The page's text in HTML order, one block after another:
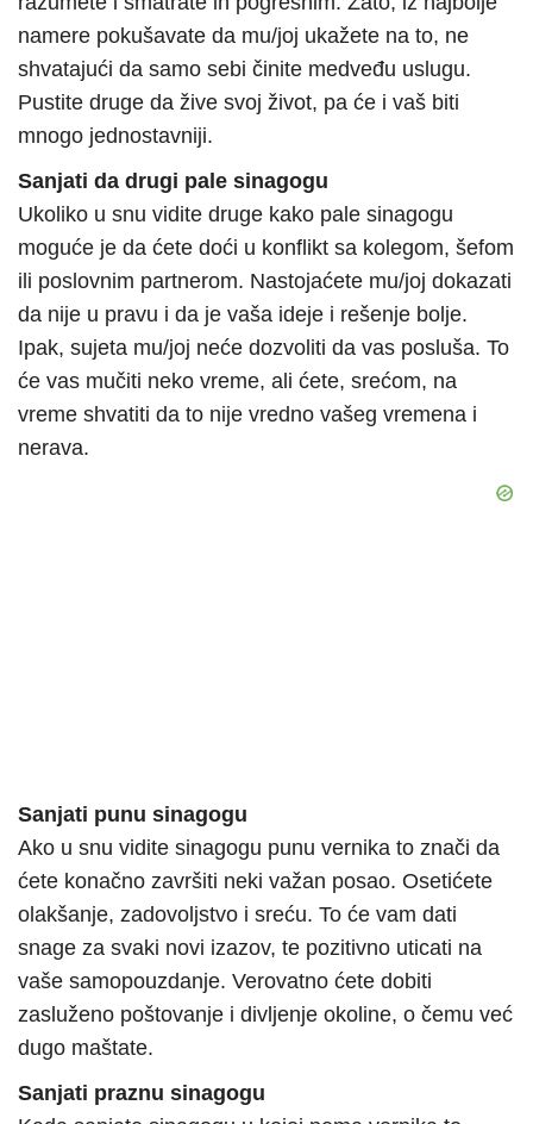
namere pokušavate da mu/joj ukažete na to, ne
shvatajući da samo sebi činite medveđu uslugu.
Pustite druge da žive svoj život, pa će i vaš biti
mnogo jednostavniji.
Sanjati da drugi pale sinagogu
Ukoliko u snu vidite druge kako pale sinagogu
moguće je da ćete doći u konflikt sa kolegom, šefom
ili poslovnim partnerom. Nastojaćete mu/joj dokazati
da nije u pravu i da je vaša ideje i rešenje bolje.
Ipak, sujeta mu/joj neće dozvoliti da vas posluša. To
će vas mučiti neko vreme, ali ćete, srećom, na
vreme shvatiti da to nije vredno vašeg vremena i
nerava.
Sanjati punu sinagogu
Ako u snu vidite sinagogu punu vernika to znači da
ćete konačno završiti neki važan posao. Osetićete
olakšanje, zadovoljstvo i sreću. To će vam dati
snage za svaki novi izazov, te pozitivno uticati na
vaše samopouzdanje. Verovatno ćete dobiti
zasluženo poštovanje i divljenje okoline, o čemu već
dugo maštate.
Sanjati praznu sinagogu